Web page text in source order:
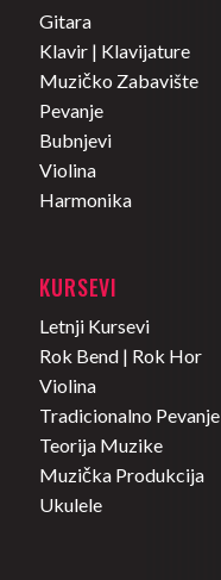
Gitara
Klavir | Klavijature
Muzičko Zabavište
Pevanje
Bubnjevi
Violina
Harmonika
KURSEVI
Letnji Kursevi
Rok Bend | Rok Hor
Violina
Tradicionalno Pevanje
Teorija Muzike
Muzička Produkcija
Ukulele